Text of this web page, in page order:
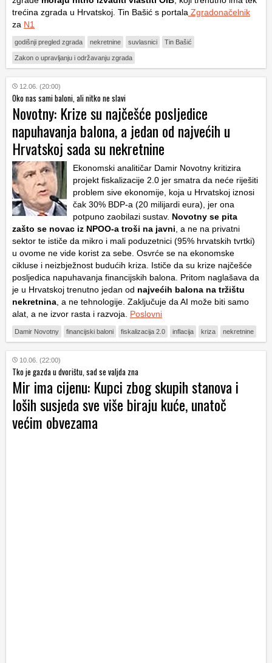
trećina zgrada u Hrvatskoj. Tin Bašić s portala Zgradonačelnik
za N1
godišnji pregled zgrada nekretnine suvlasnici Tin Bašić
Zakon o upravljanju i održavanju zgrada
12.06. (20:00)
Oko nas sami baloni, ali nitko ne slavi
Novotny: Krize su najčešće posljedice
napuhavanja balona, a jedan od najvećih u
Hrvatskoj sada su nekretnine
Ekonomski analitičar Damir Novotny kritizira
projekt fiskalizacije 2.0 jer smatra da neće riješiti
problem sive ekonomije, koja u Hrvatskoj iznosi
čak 30% BDP-a (20 milijardi eura), jer ona
potpuno zaobilazi sustav. Novotny se pita
zašto se novac iz NPOO-a troši na javni , a ne na privatni
sektor te ističe da mikro i mali poduzetnici (95% hrvatskih tvrtki)
u ovome ne vide korist za sebe. Osvrće se na ekonomske
cikluse i neizbježnost budućih kriza. Ističe da su krize najčešće
posljedica napuhavanja financijskih balona. Pritom naglašava da
je u Hrvatskoj trenutno jedan od najvećih balona na tržištu
nekretnina , a ne tehnologije. Zaključuje da AI može biti samo
alat, a ne izvor rasta i razvoja. Poslovni
Damir Novotny financijski baloni fiskalizacija 2.0 inflacija kriza nekretnine
10.06. (22:00)
Tko je gazda u dvorištu, sad se valjda zna
Mir ima cijenu: Kupci zbog skupih stanova i
loših susjeda sve više biraju kuće, unatoč
većim obvezama